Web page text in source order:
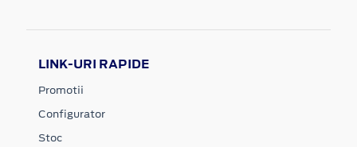
LINK-URI RAPIDE
Promotii
Configurator
Stoc